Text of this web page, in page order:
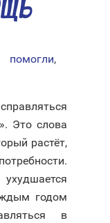
,
Это слова
растёт,
годом
в